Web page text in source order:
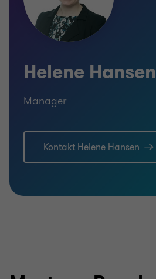
Helene Hansen
Manager
Kontakt Helene Hansen